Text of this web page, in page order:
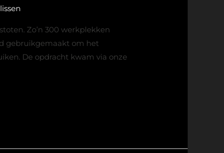
Zo’n 300 werkplekken
gebruikgemaakt om het
De opdracht kwam via onze